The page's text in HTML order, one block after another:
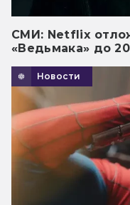
СМИ: Netflix
«Ведьмака» до
Новости